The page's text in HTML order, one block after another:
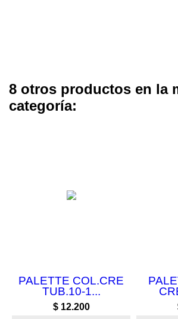
8 otros productos en la
categoría:
PALETTE COL.CRE
TUB.10-1...
Precio
$ 12.200